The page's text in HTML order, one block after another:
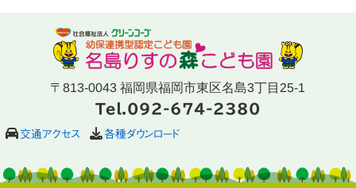
〒813-0043 福岡県福岡市東区名島3丁目25-1
Tel.092-674-2380
交通アクセス 各種ダウンロード